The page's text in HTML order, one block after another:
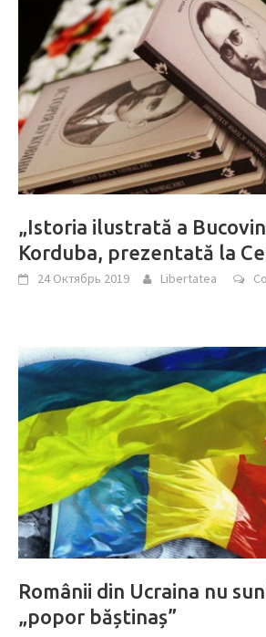
„Istoria ilustrată a
Korduba, prezentată la
24 Октябрь 2019 Libertatea
Românii din Ucraina nu
„popor băștinaș”